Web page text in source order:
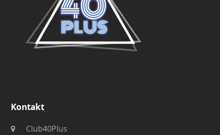
Kontakt
Club40Plus